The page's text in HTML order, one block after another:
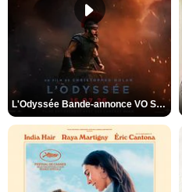
L'Odyssée Bande-annonce VO STFR